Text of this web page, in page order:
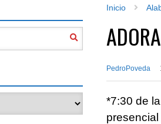
Inicio
PedroPoveda
*7:30 de